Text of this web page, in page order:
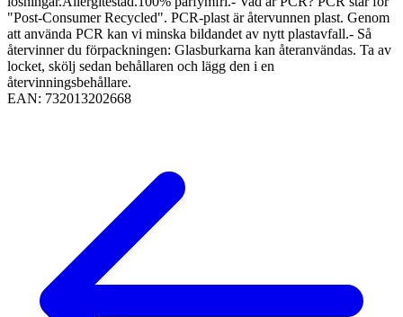
"Post-Consumer Recycled". PCR-plast är återvunnen plast. Genom
att använda PCR kan vi minska bildandet av nytt plastavfall.- Så
återvinner du förpackningen: Glasburkarna kan återanvändas. Ta av
locket, skölj sedan behållaren och lägg den i en
återvinningsbehållare.
EAN: 732013202668